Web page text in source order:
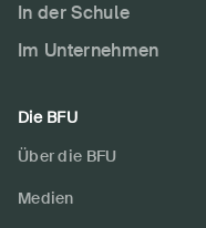
In der Schule
Im Unternehmen
Die BFU
Über die BFU
Medien